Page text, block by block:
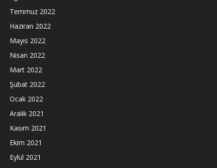
Temmuz 2022
Haziran 2022
Mayıs 2022
Nisan 2022
Mart 2022
Şubat 2022
Ocak 2022
Aralık 2021
Kasım 2021
Ekim 2021
Eylül 2021